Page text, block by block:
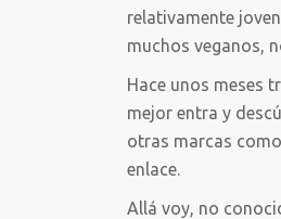
relativamente
muchos veganos,
Hace unos meses
mejor entra y
otras marcas
enlace.
Allá voy, no